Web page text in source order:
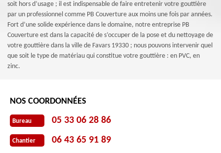
soit hors d’usage ; il est indispensable de faire entretenir votre gouttière
par un professionnel comme PB Couverture aux moins une fois par années.
Fort d’une solide expérience dans le domaine, notre entreprise PB
Couverture est dans la capacité de s’occuper de la pose et du nettoyage de
votre gouttière dans la ville de Favars 19330 ; nous pouvons intervenir quel
que soit le type de matériau qui constitue votre gouttière : en PVC, en
zinc.
NOS COORDONNÉES
Bureau 05 33 06 28 86
Chantier 06 43 65 91 89